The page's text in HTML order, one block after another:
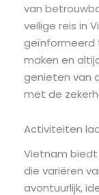
van
veilige reis in
geïnformeerd
maken en
genieten van
met de
Activiteiten
Vietnam
die variëren
avontuurlijk,